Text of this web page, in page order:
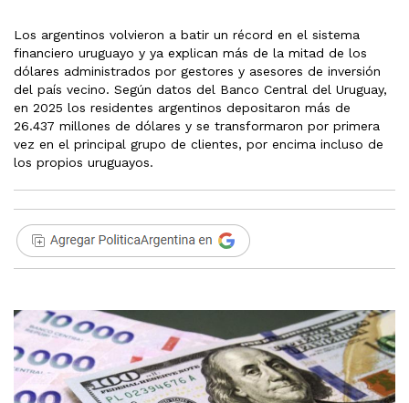
Los argentinos volvieron a batir un récord en el sistema
financiero uruguayo y ya explican más de la mitad de los
dólares administrados por gestores y asesores de inversión
del país vecino. Según datos del Banco Central del Uruguay,
en 2025 los residentes argentinos depositaron más de
26.437 millones de dólares y se transformaron por primera
vez en el principal grupo de clientes, por encima incluso de
los propios uruguayos.